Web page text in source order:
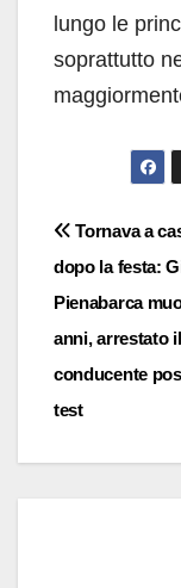
lungo le
soprattutto
articoli
Tornava a
dopo la festa:
Pienabarca
anni, arrestato il
conducente
test